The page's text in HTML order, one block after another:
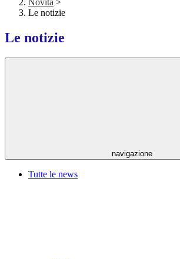
Novità >
Le notizie
Le notizie
navigazione
Tutte le news